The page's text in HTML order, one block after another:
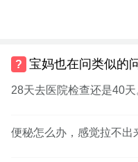
宝妈也在问类似的
28天去医院检查还是40天
便秘怎么办，感觉拉不出